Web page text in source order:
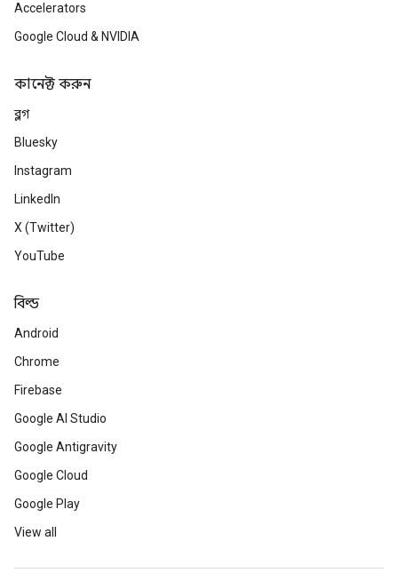
Accelerators
Google Cloud & NVIDIA
কানেক্ট করুন
ব্লগ
Bluesky
Instagram
LinkedIn
X (Twitter)
YouTube
বিল্ড
Android
Chrome
Firebase
Google AI Studio
Google Antigravity
Google Cloud
Google Play
View all